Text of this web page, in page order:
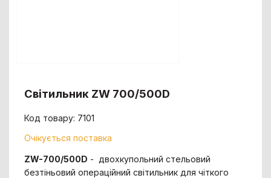
Світильник ZW 700/500D
Код товару: 7101
Очікується поставка
ZW-700/500D - двохкупольний стельовий
безтіньовий операційний світильник для чіткого